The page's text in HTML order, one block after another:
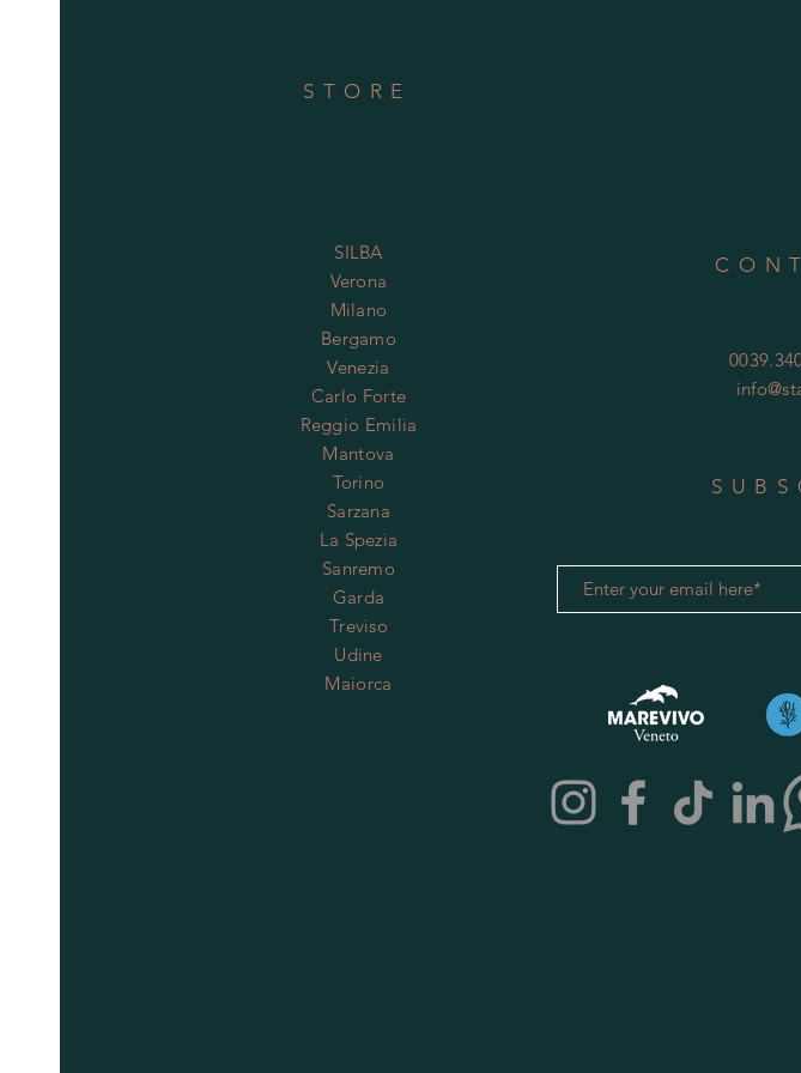
STORE
SILBA
Verona
Milano
Bergamo
Venezia
Carlo Forte
Reggio Emilia
Mantova
Torino
Sarzana
La Spezia
Sanremo
Garda
Treviso
Udine
Maiorca